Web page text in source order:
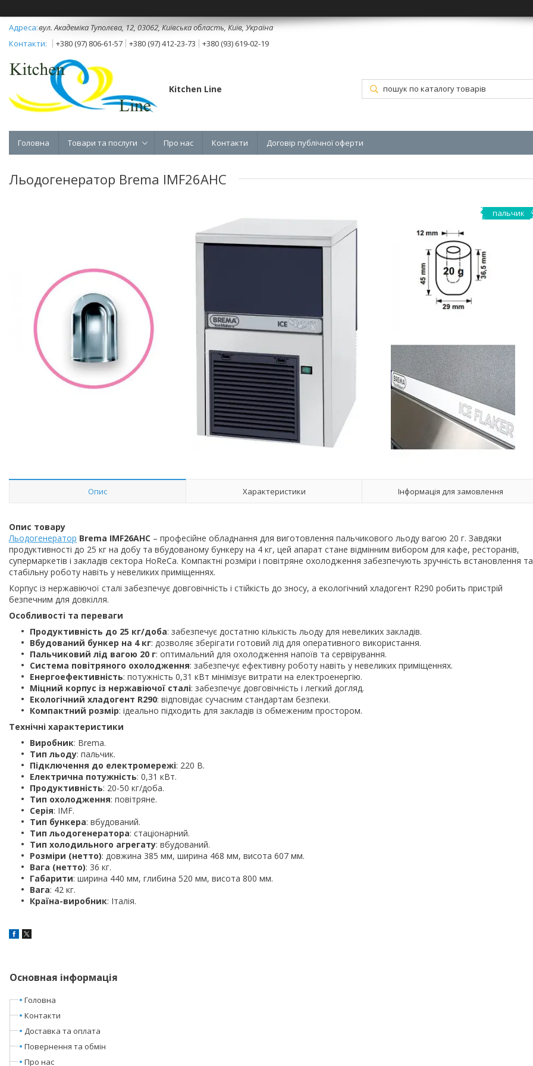
вул. Академіка Туполєва, 12, 03062, Київська область, Київ, Україна
+380 (97) 806-61-57
+380 (97) 412-23-73 +380 (93) 619-02-19
Kitchen Line
Головна Товари та послуги Про нас Контакти Договір публічної оферти
Льодогенератор Brema IMF26AHC
пальчик
Опис Характеристики Інформація для замовлення
Опис товару
Льодогенератор Brema IMF26AHC – професійне обладнання для виготовлення пальчикового льоду вагою 20 г. Завдяки
продуктивності до 25 кг на добу та вбудованому бункеру на 4 кг, цей апарат стане відмінним вибором для кафе, ресторанів,
супермаркетів і закладів сектора HoReCa. Компактні розміри і повітряне охолодження забезпечують зручність встановлення та
стабільну роботу навіть у невеликих приміщеннях.
Корпус із нержавіючої сталі забезпечує довговічність і стійкість до зносу, а екологічний хладогент R290 робить пристрій
безпечним для довкілля.
Особливості та переваги
Продуктивність до 25 кг/доба: забезпечує достатню кількість льоду для невеликих закладів.
Вбудований бункер на 4 кг: дозволяє зберігати готовий лід для оперативного використання.
Пальчиковий лід вагою 20 г: оптимальний для охолодження напоїв та сервірування.
Система повітряного охолодження: забезпечує ефективну роботу навіть у невеликих приміщеннях.
Енергоефективність: потужність 0,31 кВт мінімізує витрати на електроенергію.
Міцний корпус із нержавіючої сталі: забезпечує довговічність і легкий догляд.
Екологічний хладогент R290: відповідає сучасним стандартам безпеки.
Компактний розмір: ідеально підходить для закладів із обмеженим простором.
Технічні характеристики
Виробник: Brema.
Тип льоду: пальчик.
Підключення до електромережі: 220 В.
Електрична потужність: 0,31 кВт.
Продуктивність: 20-50 кг/доба.
Тип охолодження: повітряне.
Серія: IMF.
Тип бункера: вбудований.
Тип льодогенератора: стаціонарний.
Тип холодильного агрегату: вбудований.
Розміри (нетто): довжина 385 мм, ширина 468 мм, висота 607 мм.
Вага (нетто): 36 кг.
Габарити: ширина 440 мм, глибина 520 мм, висота 800 мм.
Вага: 42 кг.
Країна-виробник: Італія.
Основная інформація
Головна
Контакти
Доставка та оплата
Повернення та обмін
Про нас